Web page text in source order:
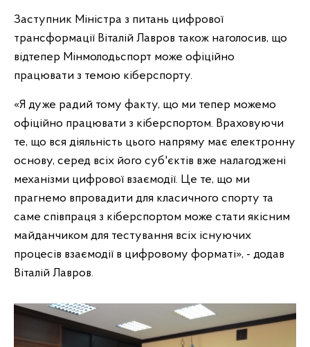
Заступник Міністра з питань цифрової
трансформації Віталій Лавров також наголосив, що
відтепер Мінмолодьспорт може офіційно
працювати з темою кіберспорту.
«Я дуже радий тому факту, що ми тепер можемо
офіційно працювати з кіберспортом. Враховуючи
те, що вся діяльність цього напряму має електронну
основу, серед всіх його суб'єктів вже налагоджені
механізми цифрової взаємодії. Це те, що ми
прагнемо впровадити для класичного спорту та
саме співпраця з кіберспортом може стати якісним
майданчиком для тестування всіх існуючих
процесів взаємодії в цифровому форматі», - додав
Віталій Лавров.